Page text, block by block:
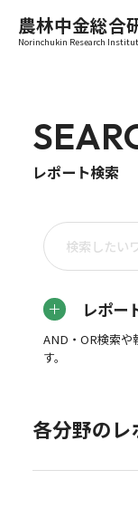
農林中金総合
Norinchukin Research
レポート検索
レポー
AND・OR検索や
す。
各分野の